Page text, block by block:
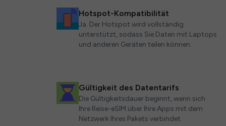
Hotspot-Kompatibilität
Ja. Der Hotspot wird vollständig
unterstützt, sodass Sie Daten mit Laptops
und anderen Geräten teilen können.
Gültigkeit des Datentarifs
Die Gültigkeitsdauer beginnt, wenn sich
Ihre Reise-eSIM über Ihre Apps mit dem
Netzwerk Ihres Pakets verbindet.